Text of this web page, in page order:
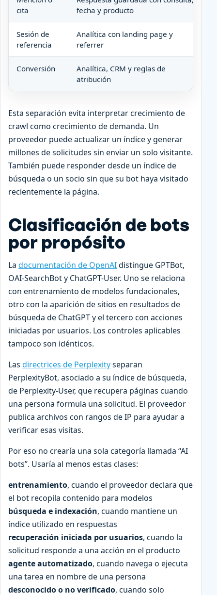
cita
fecha y producto
Sesión de
referencia
Analítica con landing page y
referrer
Conversión
Analítica, CRM y reglas de
atribución
Esta separación evita interpretar crecimiento de
crawl como crecimiento de demanda. Un
proveedor puede actualizar un índice y generar
millones de solicitudes sin enviar un solo visitante.
También puede responder desde un índice de
búsqueda o un socio sin que su bot haya visitado
recientemente la página.
Clasificación de bots
por propósito
La documentación de OpenAIdistingue GPTBot,
OAI-SearchBot y ChatGPT-User. Uno se relaciona
con entrenamiento de modelos fundacionales,
otro con la aparición de sitios en resultados de
búsqueda de ChatGPT y el tercero con acciones
iniciadas por usuarios. Los controles aplicables
tampoco son idénticos.
Las directrices de Perplexityseparan
PerplexityBot, asociado a su índice de búsqueda,
de Perplexity-User, que recupera páginas cuando
una persona formula una solicitud. El proveedor
publica archivos con rangos de IP para ayudar a
verificar esas visitas.
Por eso no crearía una sola categoría llamada “AI
bots”. Usaría al menos estas clases:
entrenamiento, cuando el proveedor declara que
el bot recopila contenido para modelos
búsqueda e indexación, cuando mantiene un
índice utilizado en respuestas
recuperación iniciada por usuarios, cuando la
solicitud responde a una acción en el producto
agente automatizado, cuando navega o ejecuta
una tarea en nombre de una persona
desconocido o no verificado, cuando solo